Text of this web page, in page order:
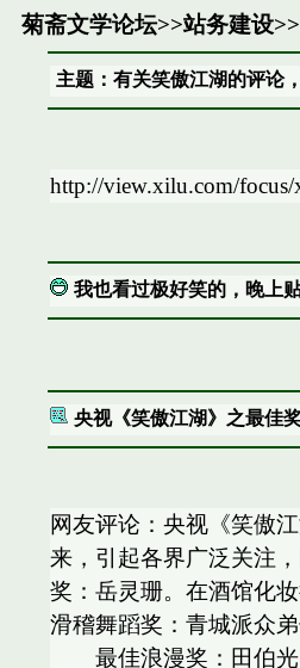
菊斋文学论坛>>站务建设>>
主题：有关笑傲江湖的评论
http://view.xilu.com/
我也看过极好笑的，晚上
央视《笑傲江湖》之最佳奖
网友评论：央视《笑
来，引起各界广泛关注
奖：岳灵珊。在酒馆化
滑稽舞蹈奖：青城派众
最佳浪漫奖：田伯光